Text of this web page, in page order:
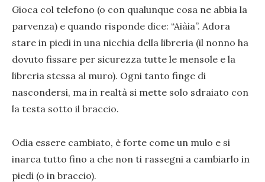
Gioca col telefono (o con qualunque cosa ne abbia la
parvenza) e quando risponde dice: “Aiàia”. Adora
stare in piedi in una nicchia della libreria (il nonno ha
dovuto fissare per sicurezza tutte le mensole e la
libreria stessa al muro). Ogni tanto finge di
nascondersi, ma in realtà si mette solo sdraiato con
la testa sotto il braccio.
Odia essere cambiato, è forte come un mulo e si
inarca tutto fino a che non ti rassegni a cambiarlo in
piedi (o in braccio).